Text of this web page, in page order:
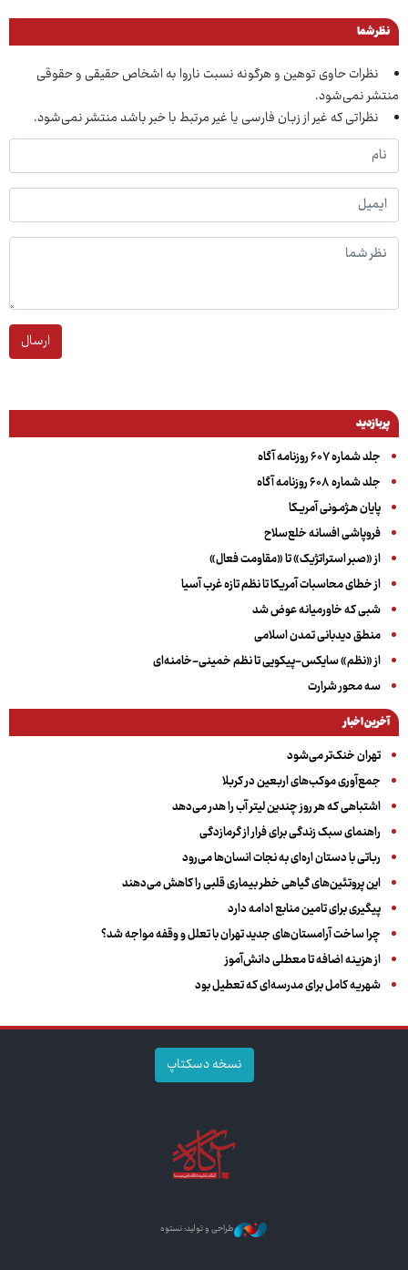
نظر شما
نظرات حاوی توهین و هرگونه نسبت ناروا به اشخاص حقیقی و حقوقی
منتشر نمی‌شود.
نظراتی که غیر از زبان فارسی یا غیر مرتبط با خبر باشد منتشر نمی‌شود.
ارسال
پربازدید
جلد شماره ۶۰۷ روزنامه آگاه
جلد شماره ۶۰۸ روزنامه آگاه
پایان هـژمـونی آمریـکا
فروپاشی افسانه خلع‌سلاح
از «صبر استراتژیک» تا «مقاومت فعال»
از خطای محاسبات آمریکا تا نظم تازه غرب آسیا
شبی که خاورمیانه عوض شد
منطق دیدبانی تمدن اسلامی
از «نظم» سایکس-پیکویی تا نظم خمینی-خامنه‌ای
سه‌ محور شرارت
آخرین اخبار
تهران خنک‌تر می‌شود
جمع‌آوری موکب‌های اربعین در کربلا
اشتباهی که هر روز چندین لیتر آب را هدر می‌دهد
راهنمای سبک زندگی برای فرار از گرمازدگی
رباتی با دستان اره‌ای به نجات انسان‌ها می‌رود
این پروتئین‌های گیاهی خطر بیماری قلبی را کاهش می‌دهند
پیگیری برای تامین منابع ادامه دارد
چرا ساخت آرامستان‌های جدید تهران با تعلل و وقفه مواجه شد؟
از هزینه اضافه تا معطلی دانش‌آموز
شهریه کامل برای مدرسه‌ای که تعطیل بود
نسخه دسکتاپ
طراحی و تولید: نستوه